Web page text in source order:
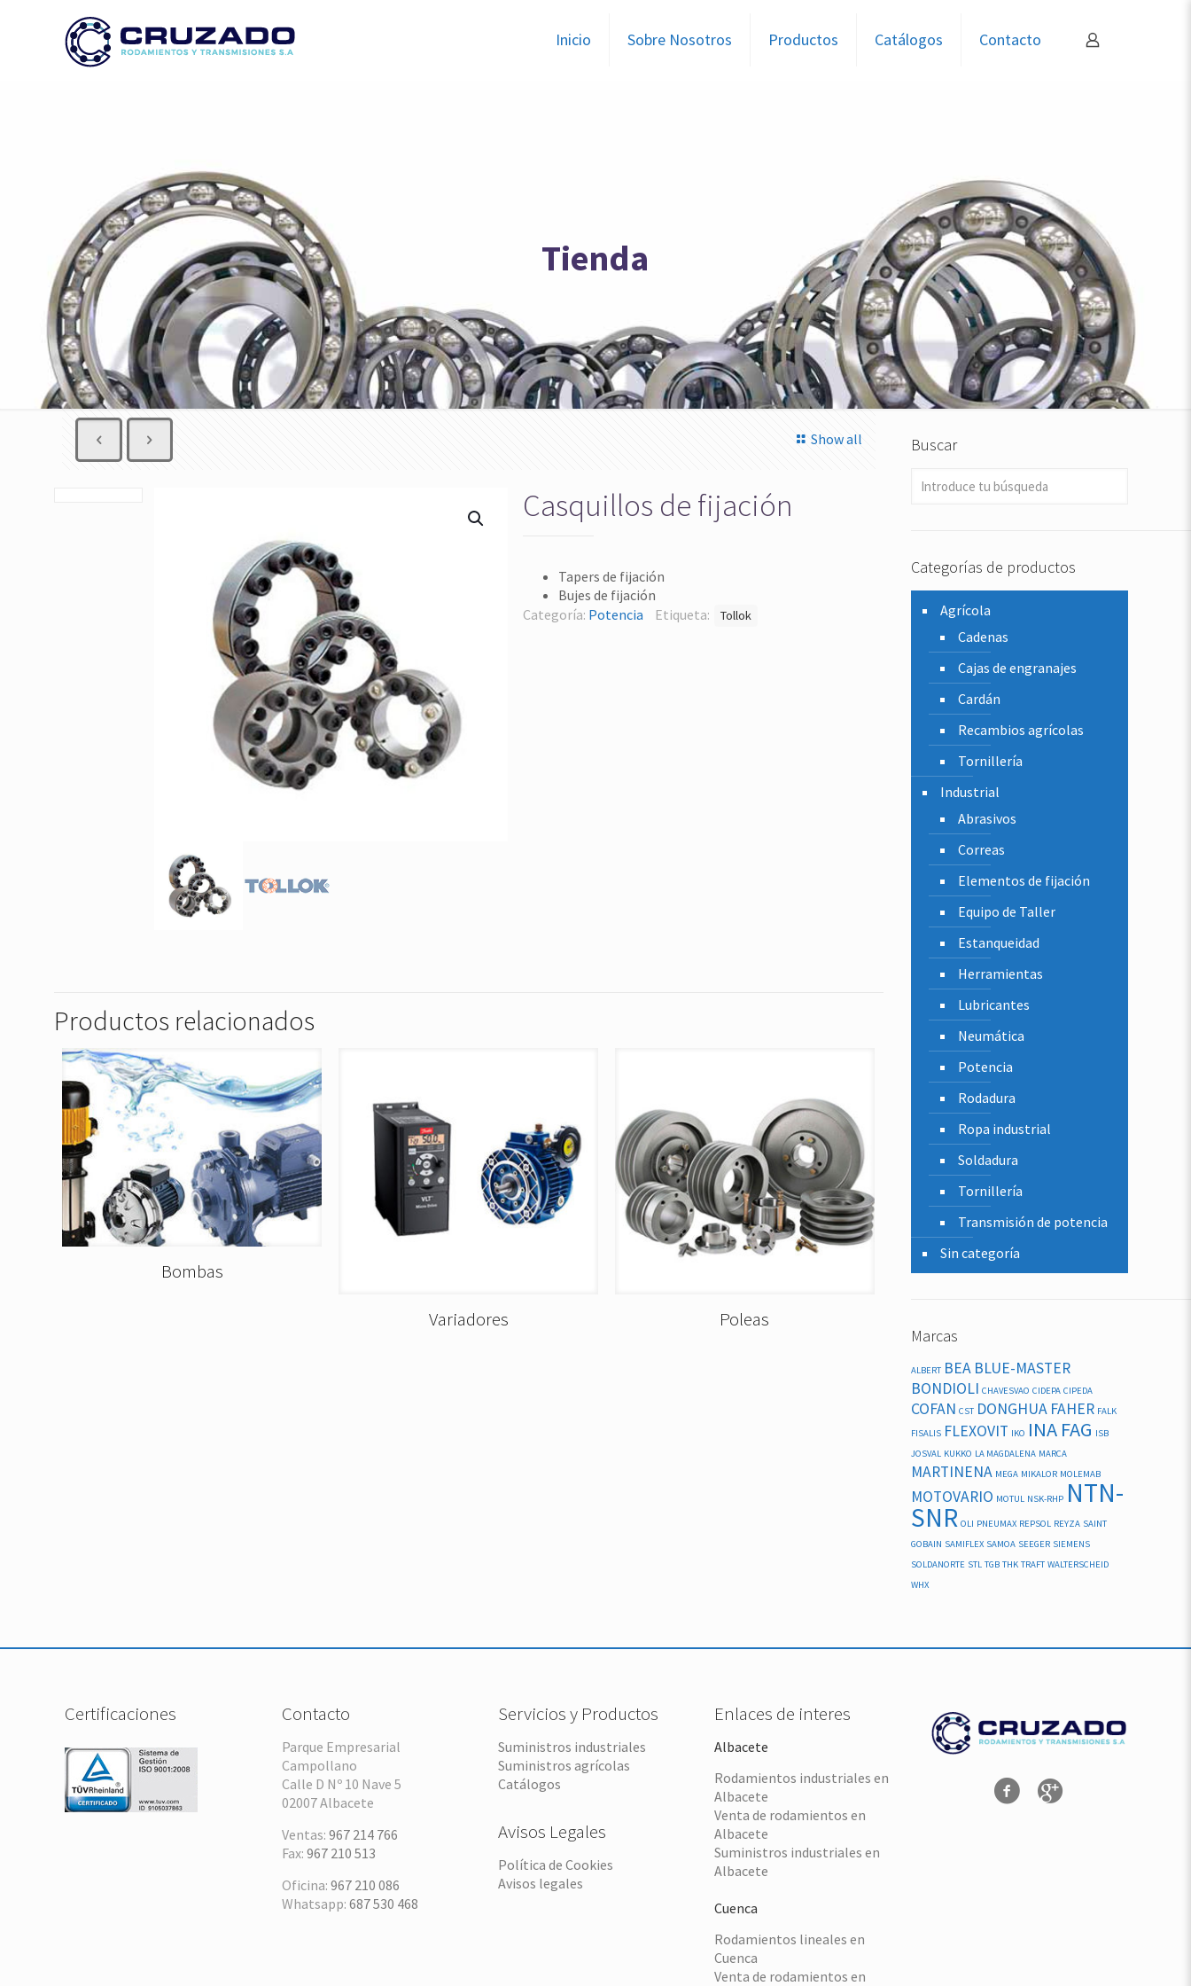
Inicio Sobre Nosotros Productos Catálogos Contacto
Tienda
Show all
Casquillos de fijación
Tapers de fijación
Bujes de fijación
Categoría: Potencia Etiqueta: Tollok
Productos relacionados
Bombas
Variadores
Poleas
Buscar
Categorías de productos
Agrícola
Cadenas
Cajas de engranajes
Cardán
Recambios agrícolas
Tornillería
Industrial
Abrasivos
Correas
Elementos de fijación
Equipo de Taller
Estanqueidad
Herramientas
Lubricantes
Neumática
Potencia
Rodadura
Ropa industrial
Soldadura
Tornillería
Transmisión de potencia
Sin categoría
Marcas
ALBERT BEA BLUE-MASTER
BONDIOLI CHAVESVAO CIDEPA CIPEDA
COFAN CST DONGHUA FAHER FALK
FISALIS FLEXOVIT IKO INA FAG ISB
JOSVAL KUKKO LA MAGDALENA MARCA
MARTINENA MEGA MIKALOR MOLEMAB
MOTOVARIO MOTUL NSK-RHP NTN-
SNR OLI PNEUMAX REPSOL REYZA SAINT
GOBAIN SAMIFLEX SAMOA SEEGER SIEMENS
SOLDANORTE STL TGB THK TRAFT WALTERSCHEID
WHX
Certificaciones Contacto
Parque Empresarial
Campollano
Calle D Nº 10 Nave 5
02007 Albacete
Ventas: 967 214 766
Fax: 967 210 513
Oficina: 967 210 086
Whatsapp: 687 530 468
Servicios y Productos
Suministros industriales
Suministros agrícolas
Catálogos
Avisos Legales
Política de Cookies
Avisos legales
Enlaces de interes
Albacete
Rodamientos industriales en
Albacete
Venta de rodamientos en
Albacete
Suministros industriales en
Albacete
Cuenca
Rodamientos lineales en
Cuenca
Venta de rodamientos en